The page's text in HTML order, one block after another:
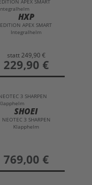
HXP
EDITION APEX SMART
Integralhelm
statt 249,90 €
preis
229,90 €
SHOEI
NEOTEC 3 SHARPEN
Klapphelm
preis
769,00 €